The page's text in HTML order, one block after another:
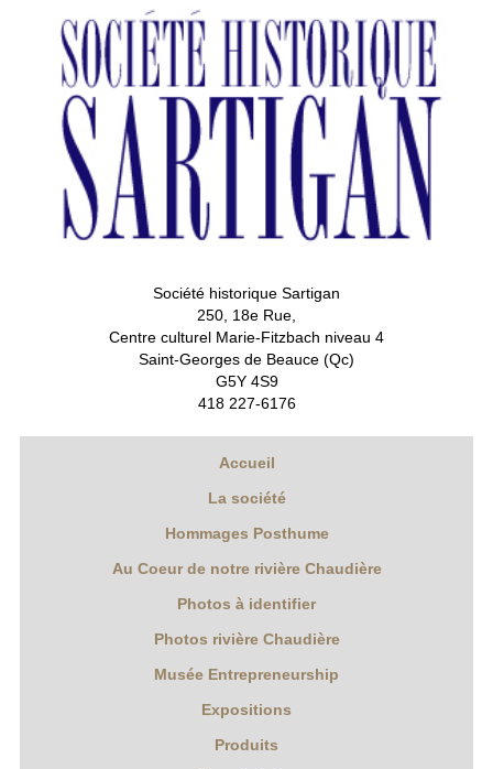
Société historique Sartigan
250, 18e Rue,
Centre culturel Marie-Fitzbach niveau 4
Saint-Georges de Beauce (Qc)
G5Y 4S9
418 227-6176
Accueil
La société
Hommages Posthume
Au Coeur de notre rivière Chaudière
Photos à identifier
Photos rivière Chaudière
Musée Entrepreneurship
Expositions
Produits